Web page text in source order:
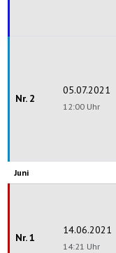
Nr. 2
05.07.2021
12:00 Uhr
Juni
Nr. 1
14.06.2021
14:21 Uhr